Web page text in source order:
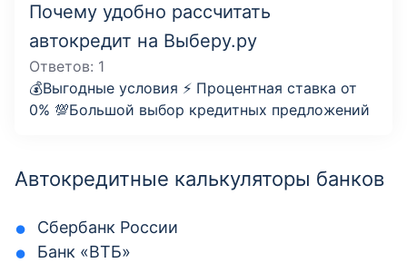
Почему удобно рассчитать
автокредит на Выберу.ру
Ответов: 1
💰Выгодные условия ⚡️ Процентная ставка от
0% 💯Большой выбор кредитных предложений
Автокредитные калькуляторы банков
Сбербанк России
Банк «ВТБ»